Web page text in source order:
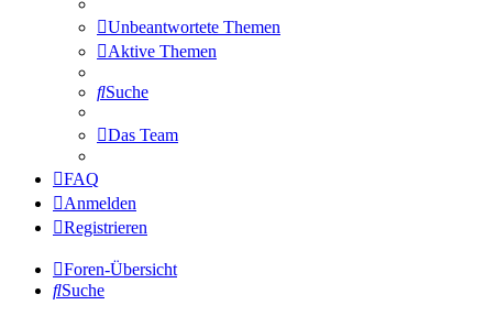
Unbeantwortete Themen
Aktive Themen
Suche
Das Team
FAQ
Anmelden
Registrieren
Foren-Übersicht
Suche